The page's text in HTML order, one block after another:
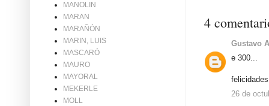
4
Gustavo
e 300...
26 de
MANOLIN
MARAN
MARAÑÓN
MARIN, LUIS
MASCARÓ
MAURO
MAYORAL
MEKERLE
MOLL